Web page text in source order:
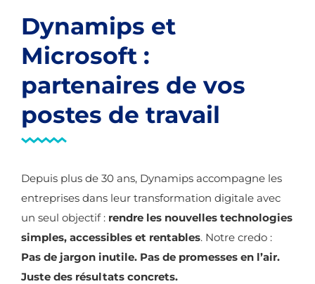
Dynamips et
Microsoft :
partenaires de vos
postes de travail
Depuis plus de 30 ans, Dynamips accompagne les
entreprises dans leur transformation digitale avec
un seul objectif : rendre les nouvelles technologies
simples, accessibles et rentables. Notre credo :
Pas de jargon inutile. Pas de promesses en l’air.
Juste des résultats concrets.